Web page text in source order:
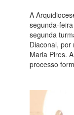
A
segunda-
segunda
Diaconal, por
Maria Pires.
processo